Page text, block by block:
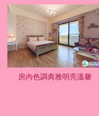
房內色調典雅明亮溫馨